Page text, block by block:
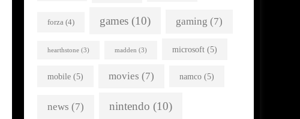
forza (4) games(10) gaming (7)
hearthstone(3) madden (3) microsoft(5)
mobile(5) movies (7) namco(5)
news (7) nintendo (10)